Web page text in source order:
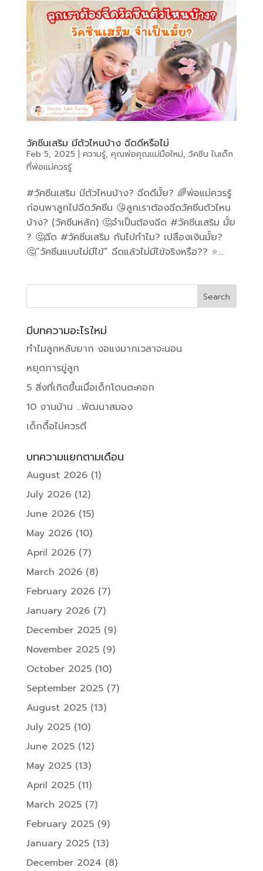
วัคซีนเสริม มีตัวไหนบ้าง ฉีดดีหรือไม่
Feb 5, 2025 | ความรู้, คุณพ่อคุณแม่มือใหม่, วัคซีน ในเด็ก
ที่พ่อแม่ควรรู้
#วัคซีนเสริม มีตัวไหนบ้าง? ฉีดดีมั้ย? 🌈พ่อแม่ควรรู้
ก่อนพาลูกไปฉีดวัคซีน 😘ลูกเราต้องฉีดวัคซีนตัวไหน
บ้าง? (วัคซีนหลัก) 🤔จำเป็นต้องฉีด #วัคซีนเสริม มั้ย
? 🤔ฉีด #วัคซีนเสริม กันไปทำไม? เปลืองเงินมั้ย?
🤔”วัคซีนแบบไม่มีไข้” ฉีดแล้วไม่มีไข้จริงหรือ?? ⭐️...
มีบทความอะไรใหม่
ทำไมลูกหลับยาก งอแงมากเวลาจะนอน
หยุดการขู่ลูก
5 สิ่งที่เกิดขึ้นเมื่อเด็กโดนตะคอก
10 งานบ้าน …พัฒนาสมอง
เด็กดื้อไม่ควรตี
บทความแยกตามเดือน
August 2026(1)
July 2026(12)
June 2026(15)
May 2026(10)
April 2026(7)
March 2026(8)
February 2026(7)
January 2026(7)
December 2025(9)
November 2025(9)
October 2025(10)
September 2025(7)
August 2025(13)
July 2025(10)
June 2025(12)
May 2025(13)
April 2025(11)
March 2025(7)
February 2025(9)
January 2025(13)
December 2024 (8)